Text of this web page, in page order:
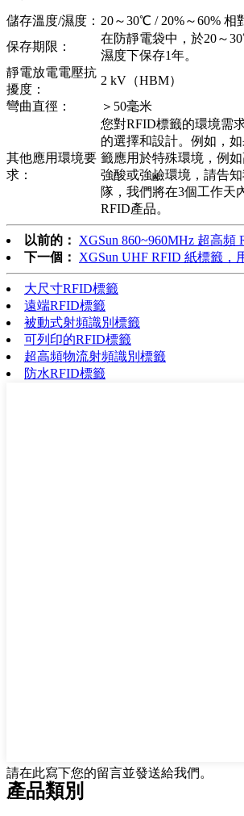
儲存溫度/濕度： 20～30℃ / 20%～60% 相
保存期限：
在防靜電袋中，於20～
濕度下保存1年。
靜電放電電壓抗
擾度：
2 kV（HBM）
彎曲直徑：
＞50毫米
其他應用環境要
求：
您對RFID標籤的環境需
的選擇和設計。例如，
籤應用於特殊環境，例如
強酸或強鹼環境，請告
隊，我們將在3個工作天
RFID產品。
以前的：
XGSun 860~960MHz 超高頻
下一個：
XGSun UHF RFID 紙標籤，
大尺寸RFID標籤
遠端RFID標籤
被動式射頻識別標籤
可列印的RFID標籤
超高頻物流射頻識別標籤
防水RFID標籤
請在此寫下您的留言並發送給我們。
產品類別